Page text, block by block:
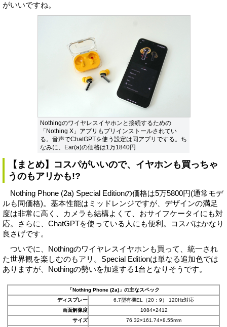
がいいですね。
Nothingのワイヤレスイヤホンと接続するための
「Nothing X」アプリもプリインストールされてい
る。音声でChatGPTを使う設定は同アプリでする。ち
なみに、Ear(a)の価格は1万1840円
【まとめ】コスパがいいので、イヤホンも買っちゃ
うのもアリかも!?
Nothing Phone (2a) Special Editionの価格は5万5800円(通常モデ
ルも同価格)。基本性能はミッドレンジですが、デザインの満足
度は非常に高く、カメラも結構よくて、おサイフケータイにも対
応。さらに、ChatGPTを使っている人にも便利。コスパはかなり
良さげです。
ついでに、Nothingのワイヤレスイヤホンも買って、統一され
た世界観を楽しむのもアリ。Special Editionは単なる追加色では
ありますが、Nothingの勢いを加速する1台となりそうです。
「Nothing Phone (2a)」の主なスペック
ディスプレー
6.7型有機EL（20：9） 120Hz対応
画面解像度
1084×2412
サイズ
76.32×161.74×8.55mm